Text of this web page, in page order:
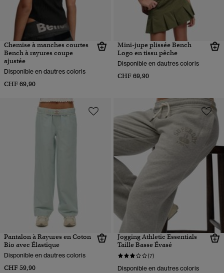
Chemise à manches courtes
Bench à rayures coupe
ajustée
Disponible en dautres coloris
CHF 69,90
Mini-jupe plissée Bench
Logo en tissu pêche
Disponible en dautres coloris
CHF 69,90
Pantalon à Rayures en Coton
Bio avec Élastique
Disponible en dautres coloris
CHF 59,90
Jogging Athletic Essentials
Taille Basse Évasé
(7)
Disponible en dautres coloris